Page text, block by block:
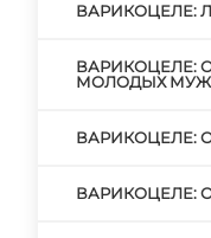
ВАРИКОЦЕЛЕ:
ВАРИКОЦЕЛЕ:
МОЛОДЫХ
ВАРИКОЦЕЛЕ:
ВАРИКОЦЕЛЕ: